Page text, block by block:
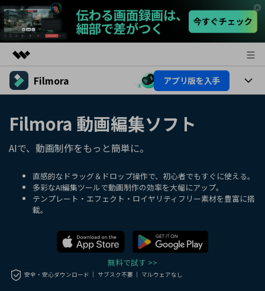
製品
ユーティリティ
概要
ソリューション
サポート
Filmora アプリ版を入手
AI機能
AIヒント
活用法
Filmoraのユーザー層
動画編集関連知識
動画編集のコツ
カスタマーサポート
購入する ログイン
Filmora 動画編集ソフト
AIで、動画制作をもっと簡単に。
直感的なドラッグ＆ドロップ操作で、初心者でもすぐに使える。
多彩なAI編集ツールで動画制作の効率を大幅にアップ。
テンプレート・エフェクト・ロイヤリティフリー素材を豊富に搭
載。
無料で試す >>
安全・安心ダウンロード ｜ サブスク不要 ｜ マルウェアなし